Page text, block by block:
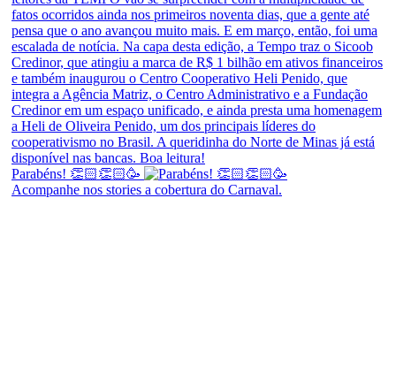
Parabéns! 👏🏻👏🏻🥳
Acompanhe nos stories a cobertura do Carnaval.